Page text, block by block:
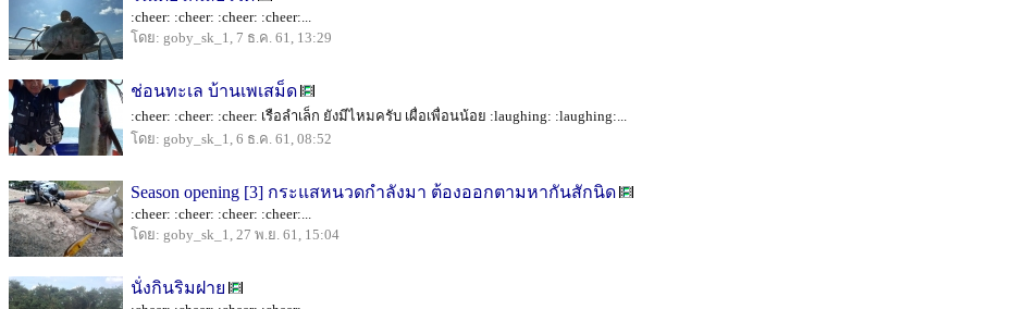
:cheer: :cheer: :cheer: :cheer:...
โดย: goby_sk_1, 7 ธ.ค. 61, 13:29
ช่อนทะเล บ้านเพเสม็ด
:cheer: :cheer: :cheer: เรือลำเล็ก ยังมีไหมครับ เผื่อเพื่อนน้อย :laughing: :laughing:...
โดย: goby_sk_1, 6 ธ.ค. 61, 08:52
Season opening [3] กระแสหนวดกำลังมา ต้องออกตามหากันสักนิด
:cheer: :cheer: :cheer: :cheer:...
โดย: goby_sk_1, 27 พ.ย. 61, 15:04
นั่งกินริมฝาย